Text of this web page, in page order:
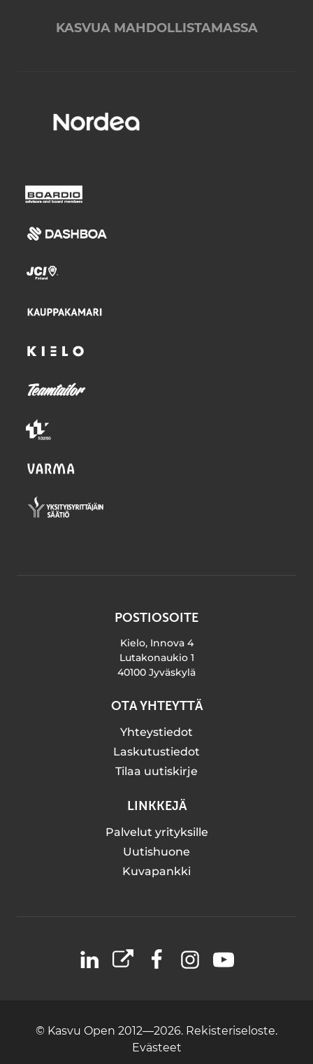
KASVUA MAHDOLLISTAMASSA
POSTIOSOITE
Kielo, Innova 4
Lutakonaukio 1
40100 Jyväskylä
OTA YHTEYTTÄ
Yhteystiedot
Laskutustiedot
Tilaa uutiskirje
LINKKEJÄ
Palvelut yrityksille
Uutishuone
Kuvapankki
LinkedIn
X FacebookInstagramYouTube
© Kasvu Open 2012—2026. Rekisteriseloste.
Evästeet